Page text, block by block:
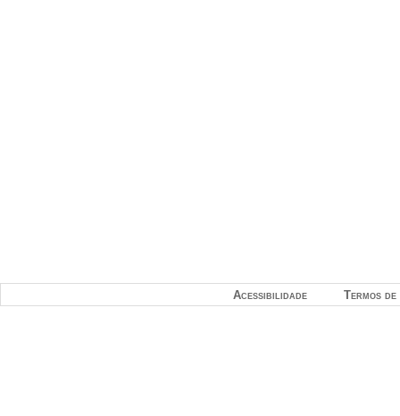
Termos
Acessibilidade